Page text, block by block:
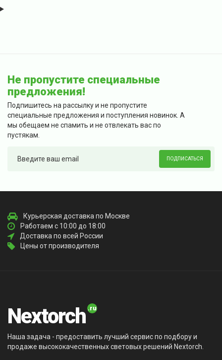
Не пропустите специальные
предложения!
Подпишитесь на рассылку и не пропустите
специальные предложения и поступления новинок. А
мы обещаем не спамить и не отвлекать вас по
пустякам.
ПОДПИСАТЬСЯ
Курьерская доставка по Москве
Работаем с 10:00 до 18:00
Доставка по всей России
Цены от производителя
Nextorch
Наша задача - предоставить лучший сервис по подбору и
продаже высококачественных световых решений Nextorch.